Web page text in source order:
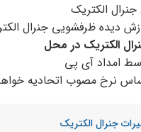
الکتریک
دیده ظرفشویی جنرال
الکتریک در محل
امداد آی پی
نرخ مصوب اتحادیه
جنرال الکتریک